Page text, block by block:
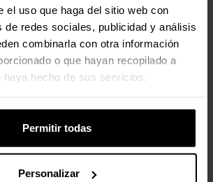
el uso que haga del sitio web con
de redes sociales, publicidad y análisis
combinarla con otra información
o que hayan recopilado a
haya hecho de sus servicios.
Permitir todas
Personalizar